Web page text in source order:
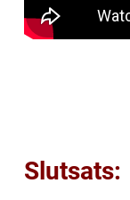
Slutsats: